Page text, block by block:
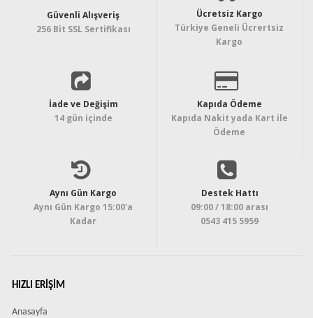
Güvenli Alışveriş
256 Bit SSL Sertifikası
Ücretsiz Kargo
Türkiye Geneli Ücrertsiz
Kargo
İade ve Değişim
14 gün içinde
Kapıda Ödeme
Kapıda Nakit yada Kart ile
Ödeme
Aynı Gün Kargo
Aynı Gün Kargo 15:00'a
Kadar
Destek Hattı
09:00 / 18:00 arası
0543 415 5959
HIZLI ERIŞIM
Anasayfa